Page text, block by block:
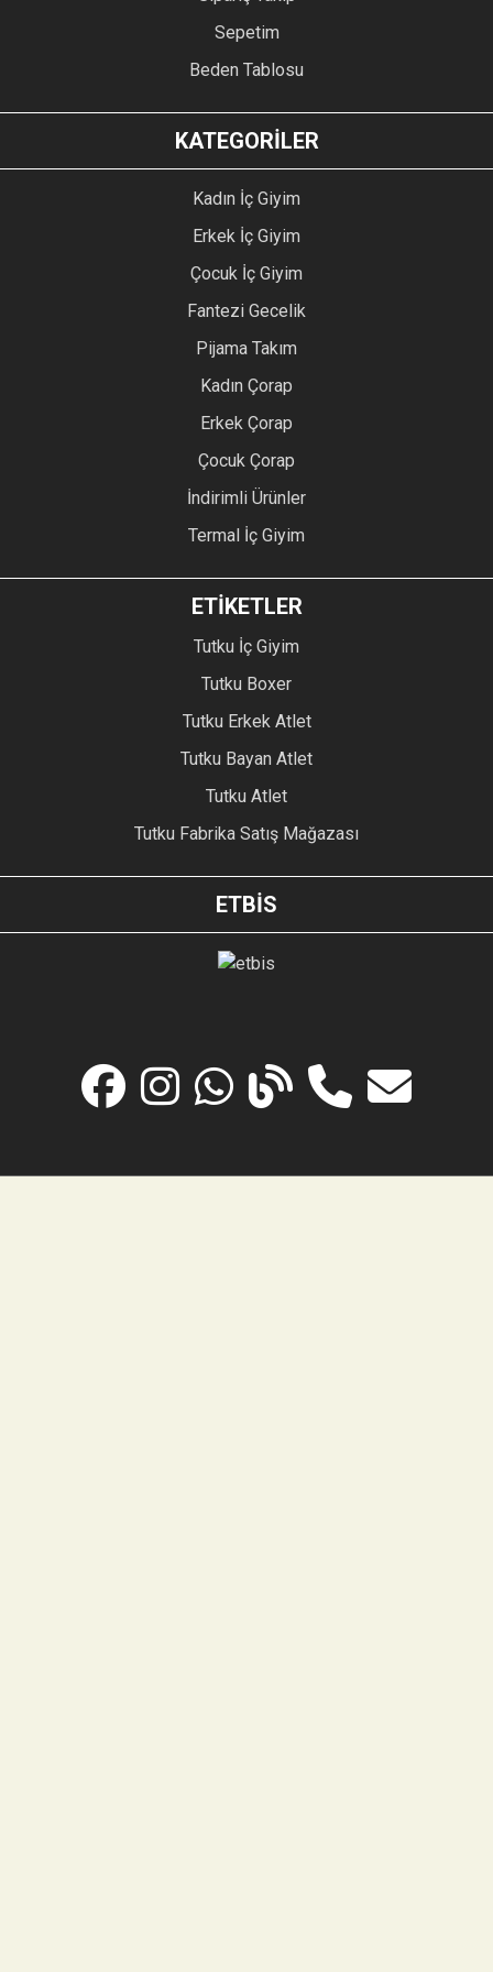
Sepetim
Beden Tablosu
KATEGORİLER
Kadın İç Giyim
Erkek İç Giyim
Çocuk İç Giyim
Fantezi Gecelik
Pijama Takım
Kadın Çorap
Erkek Çorap
Çocuk Çorap
İndirimli Ürünler
Termal İç Giyim
ETİKETLER
Tutku İç Giyim
Tutku Boxer
Tutku Erkek Atlet
Tutku Bayan Atlet
Tutku Atlet
Tutku Fabrika Satış Mağazası
ETBİS